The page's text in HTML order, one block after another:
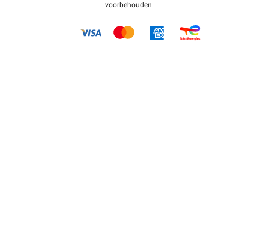
Betalen voor parkeren FLOW
voorbehouden